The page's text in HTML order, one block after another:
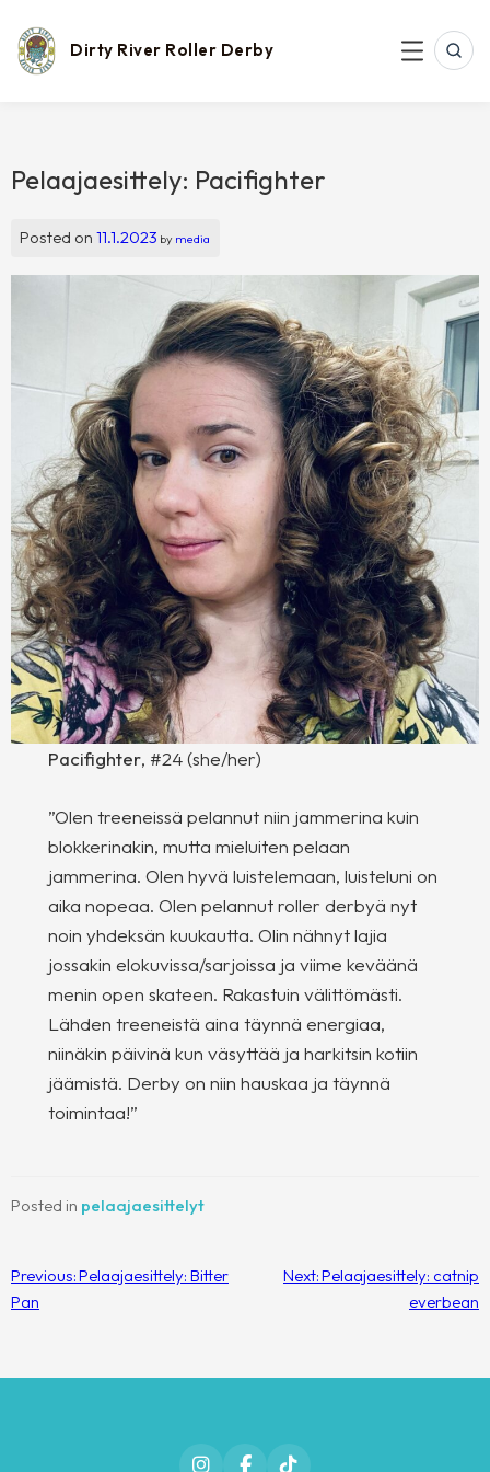
content
Dirty River Roller Derby
MENU
Pelaajaesittely: Pacifighter
Posted on11.1.2023 by media
Pacifighter, #24 (she/her)
”Olen treeneissä pelannut niin jammerina kuin
blokkerinakin, mutta mieluiten pelaan
jammerina. Olen hyvä luistelemaan, luisteluni on
aika nopeaa. Olen pelannut roller derbyä nyt
noin yhdeksän kuukautta. Olin nähnyt lajia
jossakin elokuvissa/sarjoissa ja viime keväänä
menin open skateen. Rakastuin välittömästi.
Lähden treeneistä aina täynnä energiaa,
niinäkin päivinä kun väsyttää ja harkitsin kotiin
jäämistä. Derby on niin hauskaa ja täynnä
toimintaa!”
Posted in pelaajaesittelyt
Artikkelien
selaus
Previous:Pelaajaesittely: Bitter
Pan
Next:Pelaajaesittely: catnip
everbean